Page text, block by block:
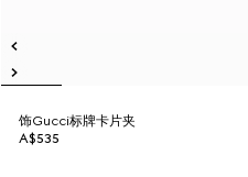
饰Gucci标牌卡片夹
A$535